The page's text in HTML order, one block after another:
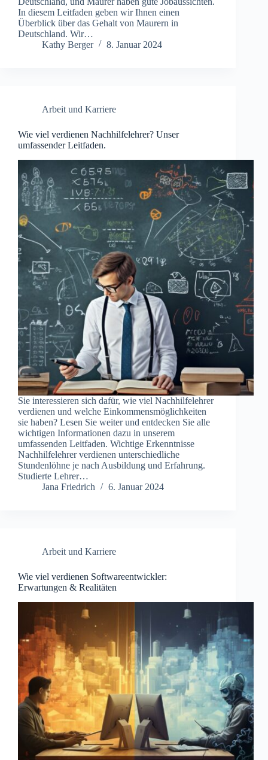
In diesem Leitfaden geben wir Ihnen einen
Überblick über das Gehalt von Maurern in
Deutschland. Wir…
Kathy Berger
8. Januar 2024
Arbeit und Karriere
Wie viel verdienen Nachhilfelehrer? Unser
umfassender Leitfaden.
Sie interessieren sich dafür, wie viel Nachhilfelehrer
verdienen und welche Einkommensmöglichkeiten
sie haben? Lesen Sie weiter und entdecken Sie alle
wichtigen Informationen dazu in unserem
umfassenden Leitfaden. Wichtige Erkenntnisse
Nachhilfelehrer verdienen unterschiedliche
Stundenlöhne je nach Ausbildung und Erfahrung.
Studierte Lehrer…
Jana Friedrich
6. Januar 2024
Arbeit und Karriere
Wie viel verdienen Softwareentwickler:
Erwartungen & Realitäten